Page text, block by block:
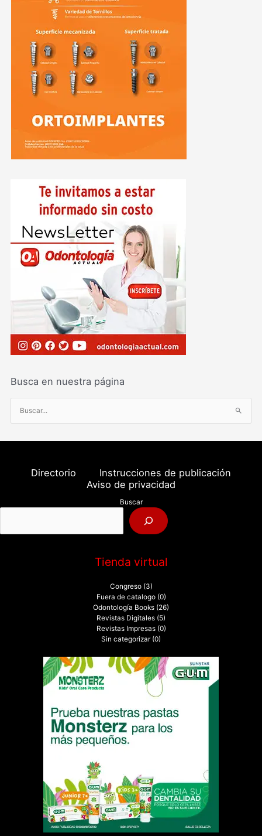
Busca en nuestra página
u
s
o
:
Directorio
Instrucciones de publicación
Aviso de privacidad
Buscar
Tienda virtual
Congreso (3)
Fuera de catalogo (0)
Odontología Books (26)
Revistas Digitales (5)
Revistas Impresas (0)
Sin categorizar (0)